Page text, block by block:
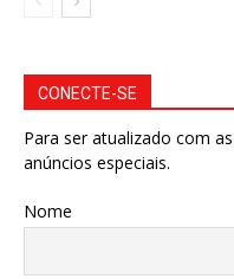
CONECTE-SE
Para ser atualizado com
anúncios especiais.
Nome